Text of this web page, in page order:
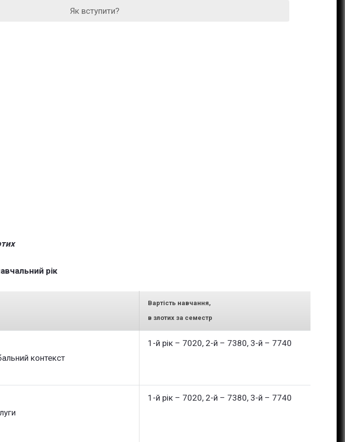
Як вступити?
рік
Вартість навчання,
в злотих за семестр
контекст
1-й рік – 7020, 2-й – 7380, 3-й – 7740
1-й рік – 7020, 2-й – 7380, 3-й – 7740